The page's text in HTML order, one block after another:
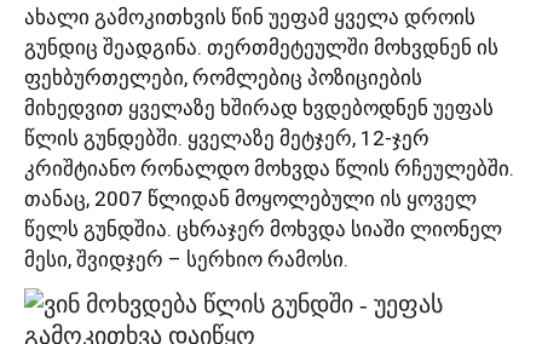
ახალი გამოკითხვის წინ უეფამ ყველა დროის
გუნდიც შეადგინა. თერთმეტეულში მოხვდნენ ის
ფეხბურთელები, რომლებიც პოზიციების
მიხედვით ყველაზე ხშირად ხვდებოდნენ უეფას
წლის გუნდებში. ყველაზე მეტჯერ, 12-ჯერ
კრიშტიანო რონალდო მოხვდა წლის რჩეულებში.
თანაც, 2007 წლიდან მოყოლებული ის ყოველ
წელს გუნდშია. ცხრაჯერ მოხვდა სიაში ლიონელ
მესი, შვიდჯერ – სერხიო რამოსი.